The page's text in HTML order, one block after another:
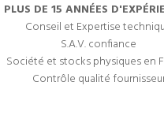
PLUS DE 15 ANNÉES
Conseil et Expertise
S.A.V. confiance
Société et stocks physiques en
Contrôle qualité